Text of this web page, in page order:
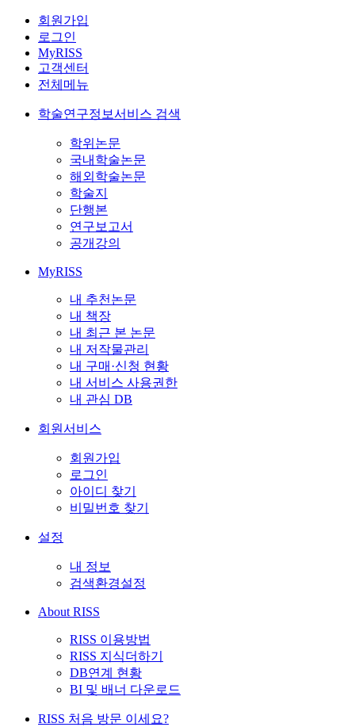
회원가입
로그인
MyRISS
고객센터
전체메뉴
학술연구정보서비스 검색
학위논문
국내학술논문
해외학술논문
학술지
단행본
연구보고서
공개강의
MyRISS
내 추천논문
내 책장
내 최근 본 논문
내 저작물관리
내 구매·신청 현황
내 서비스 사용권한
내 관심 DB
회원서비스
회원가입
로그인
아이디 찾기
비밀번호 찾기
설정
내 정보
검색환경설정
About RISS
RISS 이용방법
RISS 지식더하기
DB연계 현황
BI 및 배너 다운로드
RISS 처음 방문 이세요?